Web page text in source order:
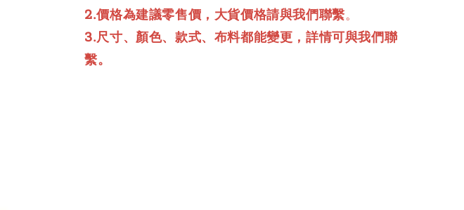
2.價格為建議零售價，大貨價格請與我們聯繫。
3.尺寸、顏色、款式、布料都能變更，詳情可與我們聯
繫。